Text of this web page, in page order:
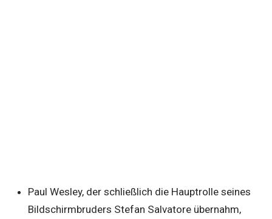
Paul Wesley, der schließlich die Hauptrolle seines
Bildschirmbruders Stefan Salvatore übernahm,